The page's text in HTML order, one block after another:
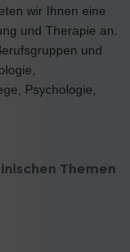
wir Ihnen eine
und Therapie an.
und
Psychologie,
Themen